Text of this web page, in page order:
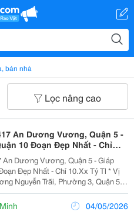
bán nhà
Lọc nâng cao
An Dương Vương, Quận 5 -
10 Đoạn Đẹp Nhất - Chỉ
An Dương Vương, Quận 5 - Giáp
Đẹp Nhất - Chỉ 10.Xx Tỷ Tl * Vị
Nguyễn Trãi, Phường 3, Quận 5
Đh Sài Gòn - Kết Cấu: 1 Trệt
67M2 - Pháp Lý: Sổ Đẹp,...04/05/2026